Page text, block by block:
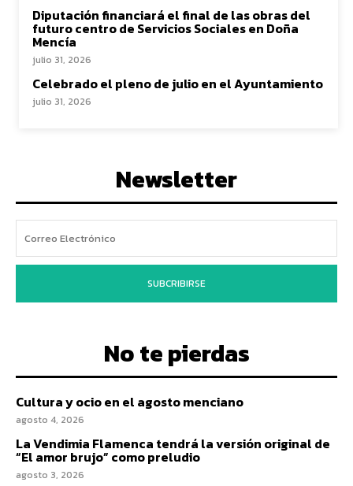
Diputación financiará el final de las obras del
futuro centro de Servicios Sociales en Doña
Mencía
julio 31, 2026
Celebrado el pleno de julio en el Ayuntamiento
julio 31, 2026
Newsletter
SUBCRIBIRSE
No te pierdas
Cultura y ocio en el agosto menciano
agosto 4, 2026
La Vendimia Flamenca tendrá la versión original de
“El amor brujo” como preludio
agosto 3, 2026